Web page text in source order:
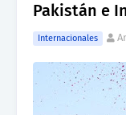
Pakistán e
Internacionales